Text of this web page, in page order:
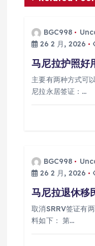
BGC998
26 2 月, 2026
马尼拉护照好
主要有两种方式可
尼拉永居签证：…
BGC998
26 2 月, 2026
马尼拉退休移
取消SRRV签证有
料如下： 第…